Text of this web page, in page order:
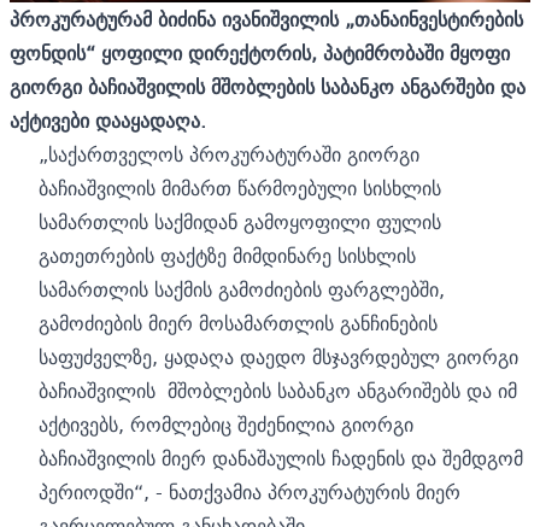
პროკურატურამ ბიძინა ივანიშვილის „თანაინვესტირების
ფონდის“ ყოფილი დირექტორის, პატიმრობაში მყოფი
გიორგი ბაჩიაშვილის მშობლების საბანკო ანგარშები და
აქტივები დააყადაღა.
„საქართველოს პროკურატურაში გიორგი
ბაჩიაშვილის მიმართ წარმოებული სისხლის
სამართლის საქმიდან გამოყოფილი ფულის
გათეთრების ფაქტზე მიმდინარე სისხლის
სამართლის საქმის გამოძიების ფარგლებში,
გამოძიების მიერ მოსამართლის განჩინების
საფუძველზე, ყადაღა დაედო მსჯავრდებულ გიორგი
ბაჩიაშვილის მშობლების საბანკო ანგარიშებს და იმ
აქტივებს, რომლებიც შეძენილია გიორგი
ბაჩიაშვილის მიერ დანაშაულის ჩადენის და შემდგომ
პერიოდში“, - ნათქვამია პროკურატურის მიერ